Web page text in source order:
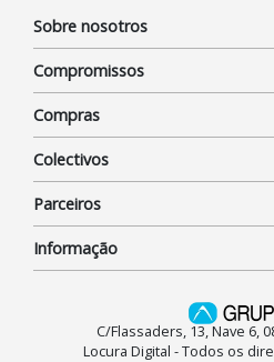
Sobre nosotros
Compromissos
Compras
Colectivos
Parceiros
Informação
C/Flassaders, 13, Nave 6,
Locura Digital - Todos os